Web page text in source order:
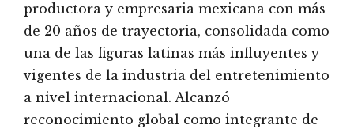
productora y empresaria mexicana con más
de 20 años de trayectoria, consolidada como
una de las figuras latinas más influyentes y
vigentes de la industria del entretenimiento
a nivel internacional. Alcanzó
reconocimiento global como integrante de